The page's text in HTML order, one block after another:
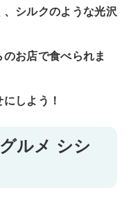
シルクのような光沢
お店で食べられま
しよう！
ルメ シシ